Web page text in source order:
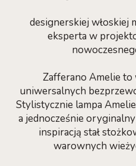
designerskiej włoskiej
eksperta w
Zafferano Amelie
uniwersalnych
Stylistycznie lampa
a jednocześnie
inspiracją stał
warownych